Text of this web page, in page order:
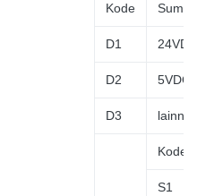
Kode
D1 24VDC
D2 5VDC
D3 lainnya
Kode
S1